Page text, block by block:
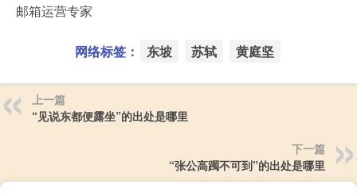
邮箱运营专家
网络标签： 东坡 苏轼 黄庭坚
上一篇
“见说东都便露坐”的出处是哪里
下一篇
“张公高躅不可到”的出处是哪里